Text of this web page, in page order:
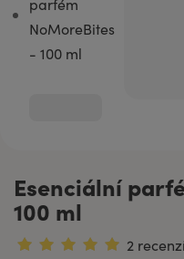
Esenciální
100 ml
2